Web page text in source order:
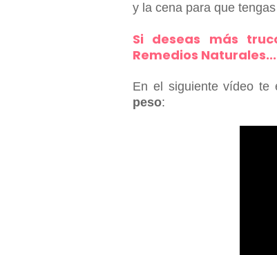
y la cena para que
Si deseas más
Remedios
En el siguiente vídeo te
peso: